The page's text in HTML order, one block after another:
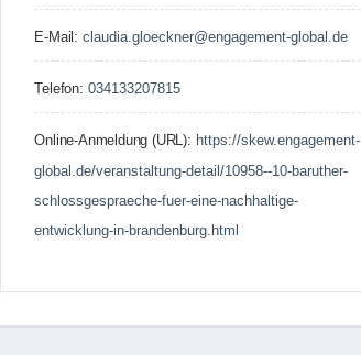
E-Mail: claudia.gloeckner@engagement-global.de
Telefon: 034133207815
Online-Anmeldung (URL): https://skew.engagement-
global.de/veranstaltung-detail/10958--10-baruther-
schlossgespraeche-fuer-eine-nachhaltige-
entwicklung-in-brandenburg.html